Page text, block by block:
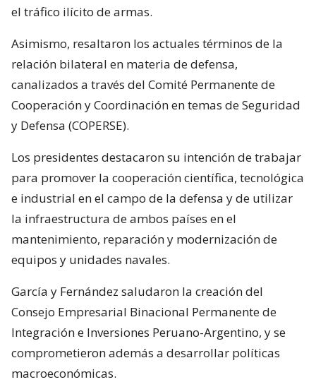
el tráfico ilícito de armas.
Asimismo, resaltaron los actuales términos de la
relación bilateral en materia de defensa,
canalizados a través del Comité Permanente de
Cooperación y Coordinación en temas de Seguridad
y Defensa (COPERSE).
Los presidentes destacaron su intención de trabajar
para promover la cooperación científica, tecnológica
e industrial en el campo de la defensa y de utilizar
la infraestructura de ambos países en el
mantenimiento, reparación y modernización de
equipos y unidades navales.
García y Fernández saludaron la creación del
Consejo Empresarial Binacional Permanente de
Integración e Inversiones Peruano-Argentino, y se
comprometieron además a desarrollar políticas
macroeconómicas.